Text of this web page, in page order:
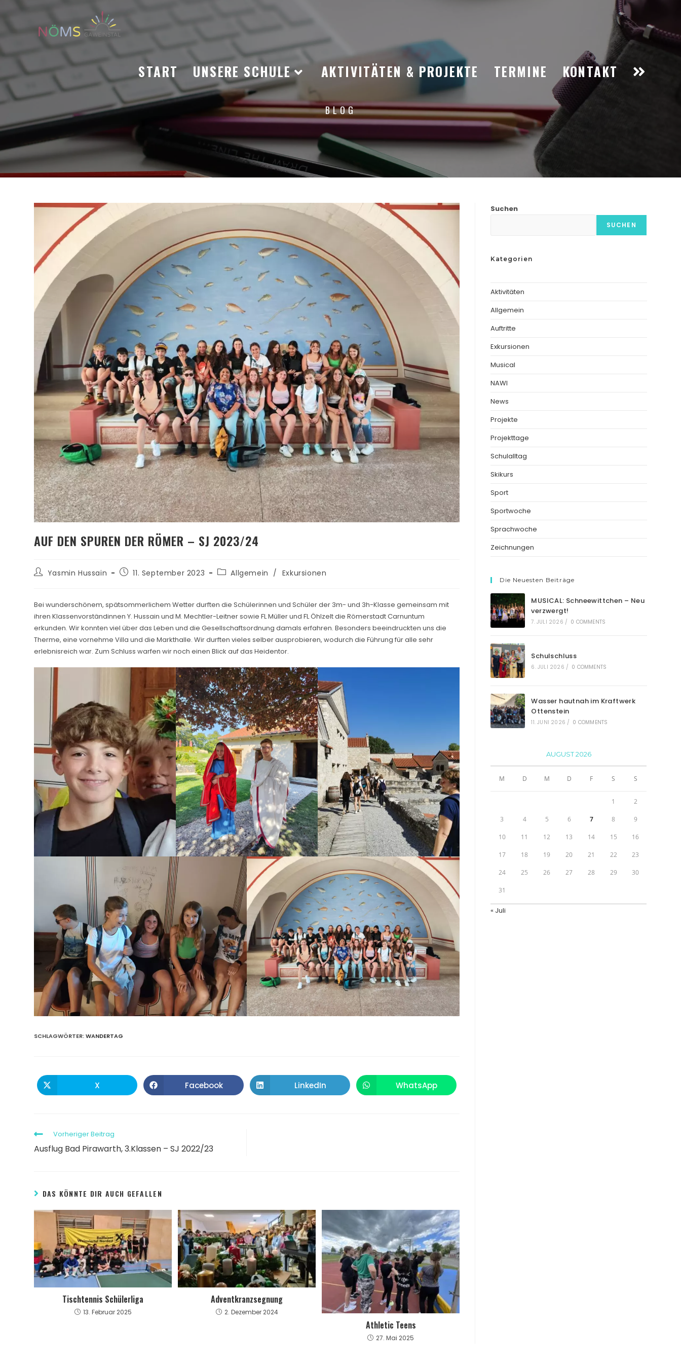
START UNSERE SCHULE AKTIVITÄTEN & PROJEKTE TERMINE KONTAKT
BLOG
AUF DEN SPUREN DER RÖMER – SJ 2023/24
Yasmin Hussain 11. September 2023 Allgemein / Exkursionen
Bei wunderschönem, spätsommerlichem Wetter durften die Schülerinnen und Schüler der 3m- und 3h-Klasse gemeinsam mit
ihren Klassenvorständinnen Y. Hussain und M. Mechtler-Leitner sowie FL Müller und FL Öhlzelt die Römerstadt Carnuntum
erkunden. Wir konnten viel über das Leben und die Gesellschaftsordnung damals erfahren. Besonders beeindruckten uns die
Therme, eine vornehme Villa und die Markthalle. Wir durften vieles selber ausprobieren, wodurch die Führung für alle sehr
erlebnisreich war. Zum Schluss warfen wir noch einen Blick auf das Heidentor.
SCHLAGWÖRTER:WANDERTAG
X Facebook LinkedIn WhatsApp
Vorheriger Beitrag
Ausflug Bad Pirawarth, 3.Klassen – SJ 2022/23
DAS KÖNNTE DIR AUCH GEFALLEN
Tischtennis Schülerliga
13. Februar 2025
Adventkranzsegnung
2. Dezember 2024
Athletic Teens
27. Mai 2025
Suchen
SUCHEN
Kategorien
Aktivitäten
Allgemein
Auftritte
Exkursionen
Musical
NAWI
News
Projekte
Projekttage
Schulalltag
Skikurs
Sport
Sportwoche
Sprachwoche
Zeichnungen
Die Neuesten Beiträge
MUSICAL: Schneewittchen – Neu
verzwergt!
7. JULI 2026 / 0 COMMENTS
Schulschluss
6. JULI 2026 / 0 COMMENTS
Wasser hautnah im Kraftwerk
Ottenstein
11. JUNI 2026 / 0 COMMENTS
AUGUST 2026
M D M D F S S
1 2
3 4 5 6 7 8 9
10 11 12 13 14 15 16
17 18 19 20 21 22 23
24 25 26 27 28 29 30
31
« Juli